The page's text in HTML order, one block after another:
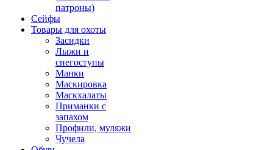
патроны)
Сейфы
Товары для охоты
Засидки
Лыжи и
снегоступы
Манки
Маскировка
Маскхалаты
Приманки с
запахом
Профили, муляжи
Чучела